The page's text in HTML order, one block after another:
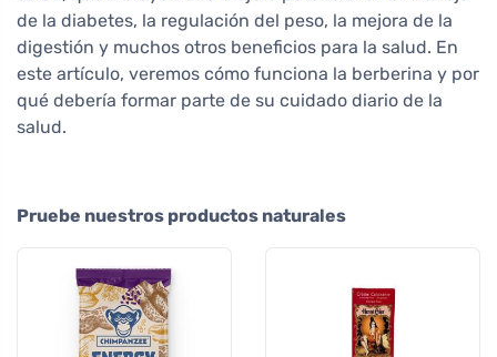
de la diabetes, la regulación del peso, la mejora de la
digestión y muchos otros beneficios para la salud. En
este artículo, veremos cómo funciona la berberina y por
qué debería formar parte de su cuidado diario de la
salud.
Pruebe nuestros productos naturales